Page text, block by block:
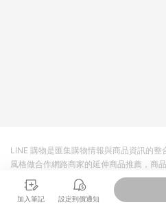
加入筆記 設定到價通知
LINE 購物是匯集購物情報與商品資訊的
風格做合作網路商家的延伸商品推薦，商
商品至各合作網路商家，確認現售價與購
準。